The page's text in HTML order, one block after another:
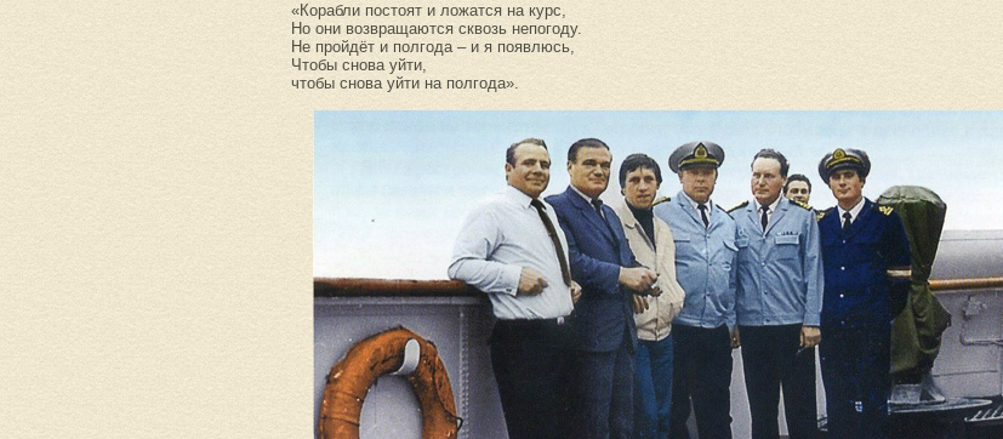
«Корабли постоят и ложатся на курс,
Но они возвращаются сквозь непогоду.
Не пройдёт и полгода – и я появлюсь,
Чтобы снова уйти,
чтобы снова уйти на полгода».